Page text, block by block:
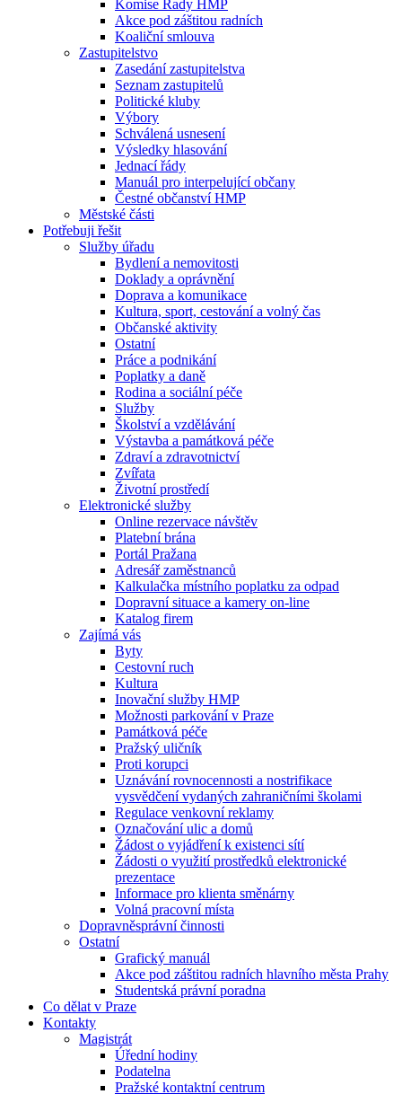
Komise Rady HMP
Akce pod záštitou radních
Koaliční smlouva
Zastupitelstvo
Zasedání zastupitelstva
Seznam zastupitelů
Politické kluby
Výbory
Schválená usnesení
Výsledky hlasování
Jednací řády
Manuál pro interpelující občany
Čestné občanství HMP
Městské části
Potřebuji řešit
Služby úřadu
Bydlení a nemovitosti
Doklady a oprávnění
Doprava a komunikace
Kultura, sport, cestování a volný čas
Občanské aktivity
Ostatní
Práce a podnikání
Poplatky a daně
Rodina a sociální péče
Služby
Školství a vzdělávání
Výstavba a památková péče
Zdraví a zdravotnictví
Zvířata
Životní prostředí
Elektronické služby
Online rezervace návštěv
Platební brána
Portál Pražana
Adresář zaměstnanců
Kalkulačka místního poplatku za odpad
Dopravní situace a kamery on-line
Katalog firem
Zajímá vás
Byty
Cestovní ruch
Kultura
Inovační služby HMP
Možnosti parkování v Praze
Památková péče
Pražský uličník
Proti korupci
Uznávání rovnocennosti a nostrifikace
vysvědčení vydaných zahraničními školami
Regulace venkovní reklamy
Označování ulic a domů
Žádost o vyjádření k existenci sítí
Žádosti o využití prostředků elektronické
prezentace
Informace pro klienta směnárny
Volná pracovní místa
Dopravněsprávní činnosti
Ostatní
Grafický manuál
Akce pod záštitou radních hlavního města Prahy
Studentská právní poradna
Co dělat v Praze
Kontakty
Magistrát
Úřední hodiny
Podatelna
Pražské kontaktní centrum